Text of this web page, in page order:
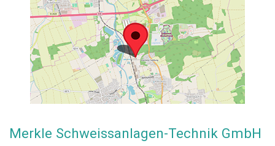
Merkle Schweissanlagen-Technik GmbH